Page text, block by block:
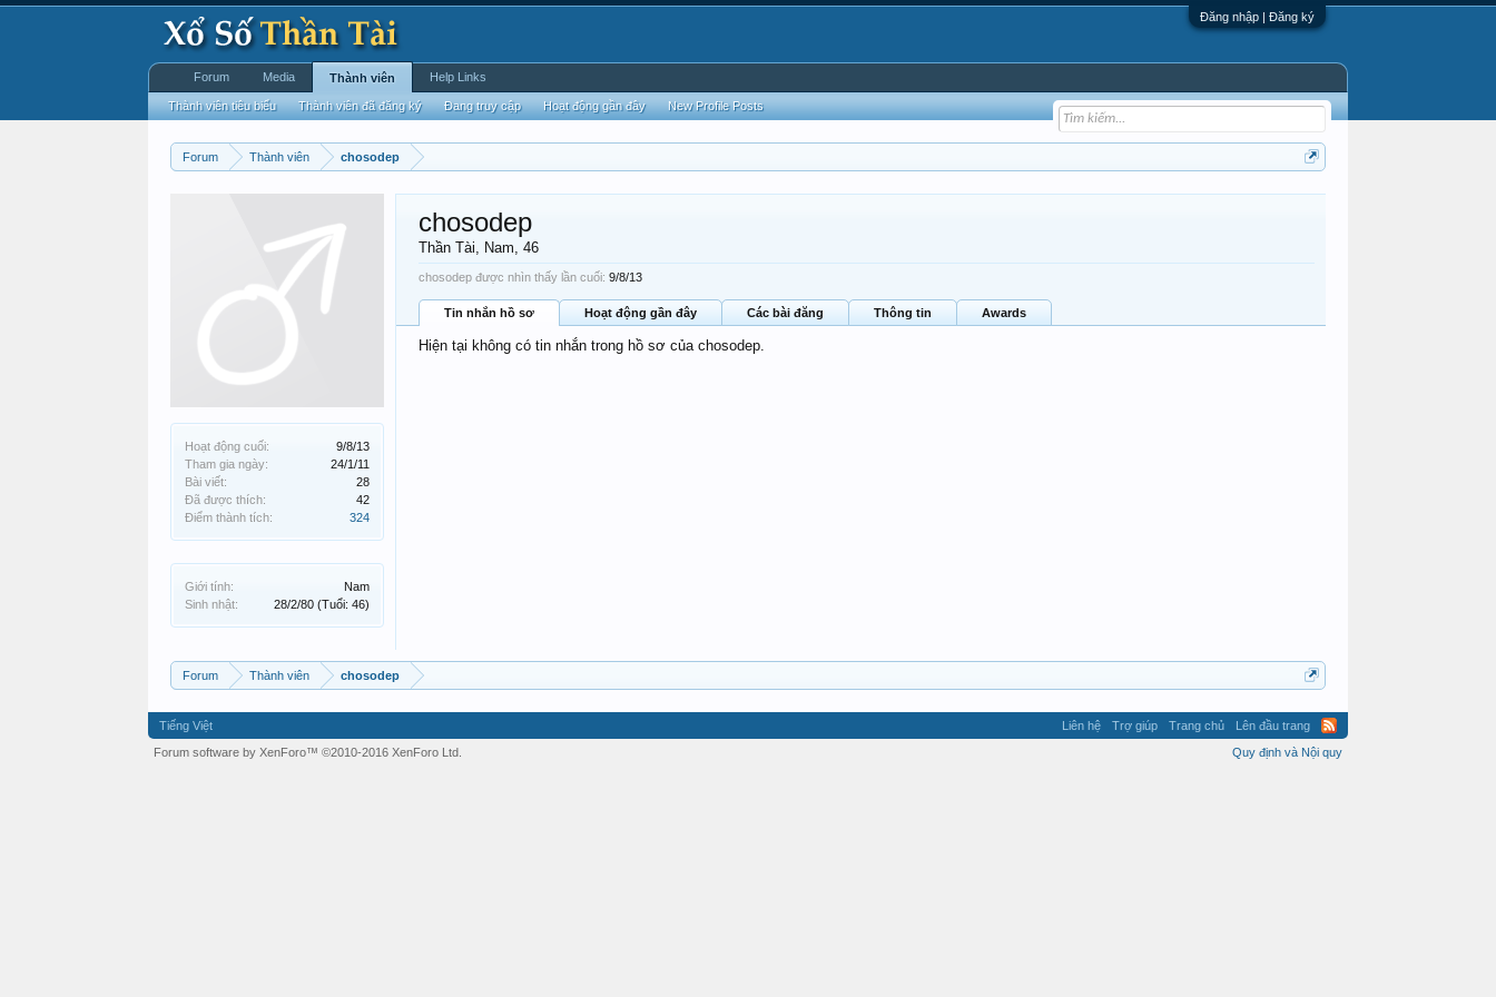
Đăng nhập | Đăng ký
Forum Thành viên chosodep
Hoạt động cuối:
9/8/13
Tham gia ngày:
24/1/11
Bài viết:
28
Đã được thích:
42
Điểm thành tích:
324
Giới tính:
Nam
Sinh nhật:
28/2/80 (Tuổi: 46)
chosodep
Thần Tài, Nam, 46
chosodep được nhìn thấy lần cuối: 9/8/13
Tin nhắn hồ sơ Hoạt động gần đây Các bài đăng Thông tin Awards
Hiện tại không có tin nhắn trong hồ sơ của chosodep.
Forum Thành viên chosodep
Forum Media Thành viên
Thành viên tiêu biểu Thành viên đã đăng ký Đang truy cập Hoạt động gần đây New Profile Posts
Help Links
Tiếng Việt Liên hệ Trợ giúp Trang chủ
Lên đầu trang
Quy định và Nội quy
Forum software by XenForo™ ©2010-2016 XenForo Ltd.